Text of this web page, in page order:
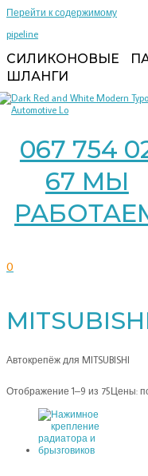
Перейти к содержимому
pipeline
СИЛИКОНОВЫЕ
ШЛАНГИ
067 754
67 МЫ
0
Автокрепёж для MITSUBISHI
Отображение 1–9 из 75Цены: